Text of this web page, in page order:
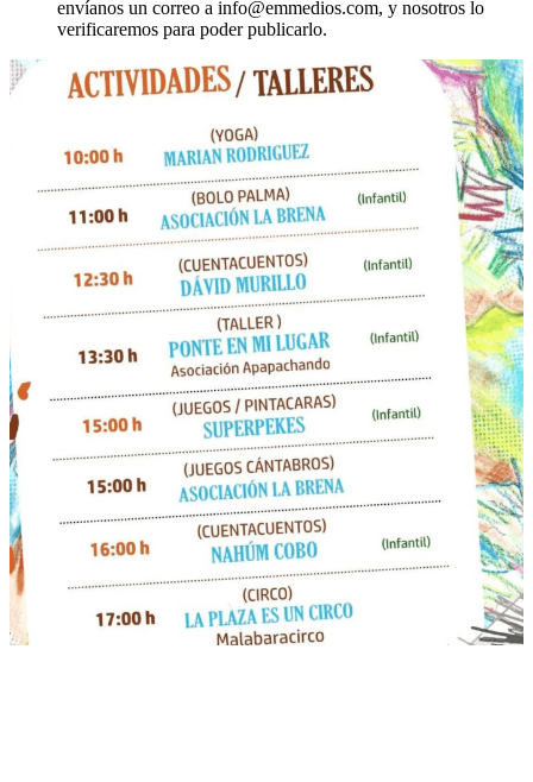
envíanos un correo a info@emmedios.com, y nosotros lo
verificaremos para poder publicarlo.